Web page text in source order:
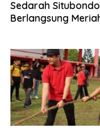
Sedarah Situbondo
Berlangsung
Masyarakat